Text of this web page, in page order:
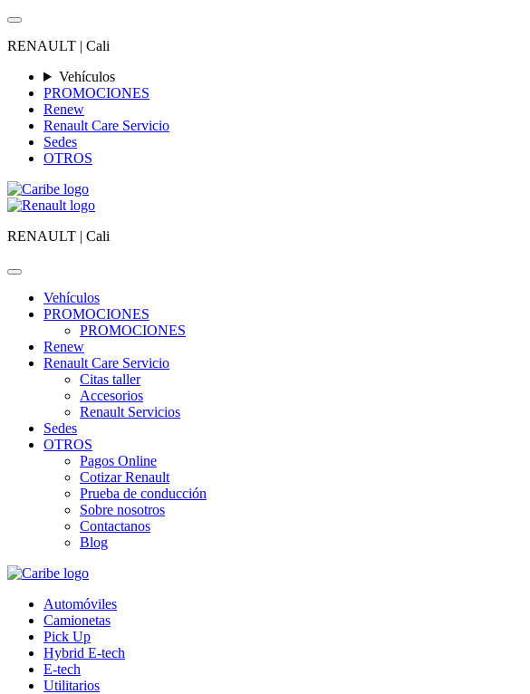
RENAULT | Cali
Vehículos
PROMOCIONES
Renew
Renault Care Servicio
Sedes
OTROS
RENAULT | Cali
Vehículos
PROMOCIONES
PROMOCIONES
Renew
Renault Care Servicio
Citas taller
Accesorios
Renault Servicios
Sedes
OTROS
Pagos Online
Cotizar Renault
Prueba de conducción
Sobre nosotros
Contactanos
Blog
Automóviles
Camionetas
Pick Up
Hybrid E-tech
E-tech
Utilitarios